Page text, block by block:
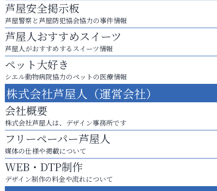
芦屋安全掲示板
芦屋警察と芦屋防犯協会協力の事件情報
芦屋人おすすめスイーツ
芦屋人がおすすめするスイーツ情報
ペット大好き
シエル動物病院協力のペットの医療情報
株式会社芦屋人（運営会社）
会社概要
株式会社芦屋人は、デザイン事務所です
フリーペーパー芦屋人
媒体の仕様や掲載について
WEB・DTP制作
デザイン制作の料金や流れについて